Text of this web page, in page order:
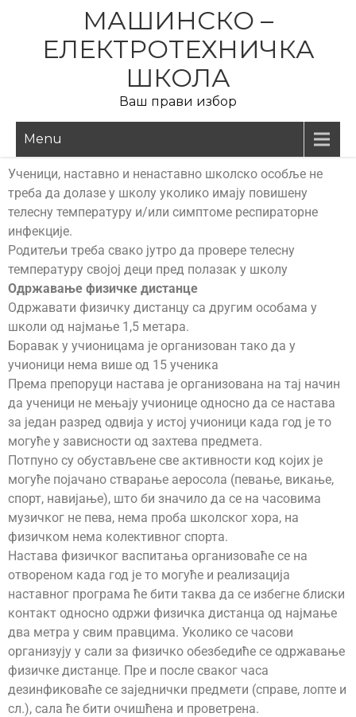
МАШИНСКО –
ЕЛЕКТРОТЕХНИЧКА
ШКОЛА
Ваш прави избор
Menu
Ученици, наставно и ненаставно школско особље не
треба да долазе у школу уколико имају повишену
телесну температуру и/или симптоме респираторне
инфекције.
Родитељи треба свако јутро да провере телесну
температуру својој деци пред полазак у школу
Одржавање физичке дистанце
Одржавати физичку дистанцу са другим особама у
школи од најмање 1,5 метара.
Боравак у учионицама је организован тако да у
учионици нема више од 15 ученика
Према препоруци настава је организована на тај начин
да ученици не мењају учионице односно да се настава
за један разред одвија у истој учионици када год је то
могуће у зависности од захтева предмета.
Потпуно су обустављене све активности код којих је
могуће појачано стварање аеросола (певање, викање,
спорт, навијање), што би значило да се на часовима
музичког не пева, нема проба школског хора, на
физичком нема колективног спорта.
Настава физичког васпитања организоваће се на
отвореном када год је то могуће и реализација
наставног програма ће бити таква да се избегне блиски
контакт односно одржи физичка дистанца од најмање
два метра у свим правцима. Уколико се часови
организују у сали за физичко обезбедиће се одржавање
физичке дистанце. Пре и после сваког часа
дезинфиковаће се заједнички предмети (справе, лопте и
сл.), сала ће бити очишћена и проветрена.